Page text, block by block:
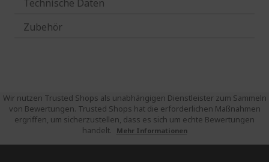
Technische Daten
Zubehör
Wir nutzen Trusted Shops als unabhängigen Dienstleister zum Sammeln
von Bewertungen. Trusted Shops hat die erforderlichen Maßnahmen
ergriffen, um sicherzustellen, dass es sich um echte Bewertungen
handelt.
Mehr Informationen